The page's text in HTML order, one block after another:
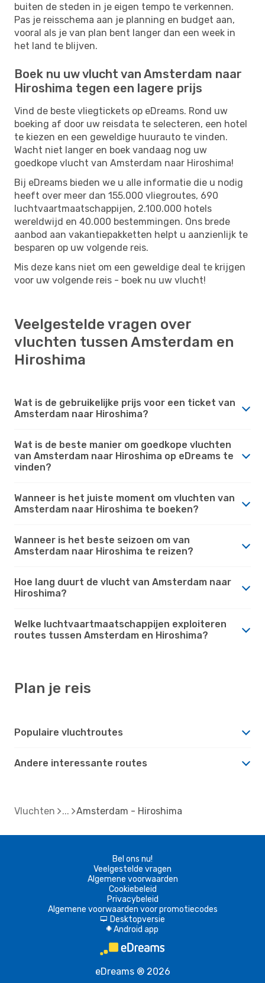
buiten de steden in je eigen tempo te verkennen.
Pas je reisschema aan je planning en budget aan,
vooral als je van plan bent langer dan een week in
het land te blijven.
Boek nu uw vlucht van Amsterdam naar
Hiroshima tegen een lagere prijs
Vind de beste vliegtickets op eDreams. Rond uw
boeking af door uw reisdata te selecteren, een hotel
te kiezen en een geweldige huurauto te vinden.
Wacht niet langer en boek vandaag nog uw
goedkope vlucht van Amsterdam naar Hiroshima!
Bij eDreams bieden we u alle informatie die u nodig
heeft over meer dan 155.000 vliegroutes, 690
luchtvaartmaatschappijen, 2.100.000 hotels
wereldwijd en 40.000 bestemmingen. Ons brede
aanbod aan vakantiepakketten helpt u aanzienlijk te
besparen op uw volgende reis.
Mis deze kans niet om een ​​geweldige deal te krijgen
voor uw volgende reis - boek nu uw vlucht!
Veelgestelde vragen over
vluchten tussen Amsterdam en
Hiroshima
Wat is de gebruikelijke prijs voor een ticket van
Amsterdam naar Hiroshima?
Wat is de beste manier om goedkope vluchten
van Amsterdam naar Hiroshima op eDreams te
vinden?
Wanneer is het juiste moment om vluchten van
Amsterdam naar Hiroshima te boeken?
Wanneer is het beste seizoen om van
Amsterdam naar Hiroshima te reizen?
Hoe lang duurt de vlucht van Amsterdam naar
Hiroshima?
Welke luchtvaartmaatschappijen exploiteren
routes tussen Amsterdam en Hiroshima?
Plan je reis
Populaire vluchtroutes
Andere interessante routes
Vluchten Amsterdam - Hiroshima
Bel ons nu!
Veelgestelde vragen
Algemene voorwaarden
Cookiebeleid
Privacybeleid
Algemene voorwaarden voor promotiecodes
d Desktopversie
A Android app
eDreams ® 2026